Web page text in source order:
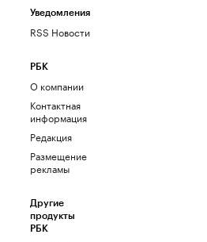
Уведомления
RSS Новости
РБК
О компании
Контактная
информация
Редакция
Размещение
рекламы
Другие
продукты
РБК